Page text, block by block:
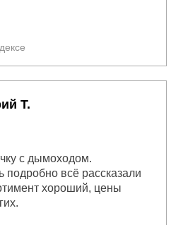
с дымоходом.
подробно всё рассказали
хороший, цены
Т.